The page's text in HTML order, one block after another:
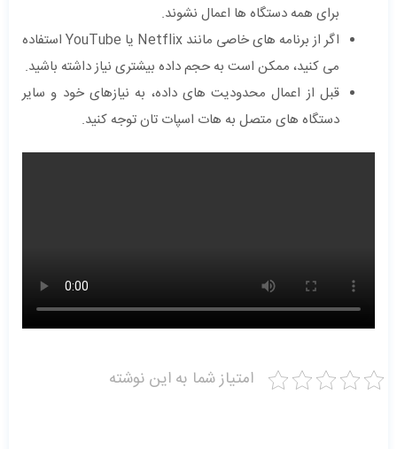
برای همه دستگاه ها اعمال نشوند.
اگر از برنامه های خاصی مانند Netflix یا YouTube استفاده
می کنید، ممکن است به حجم داده بیشتری نیاز داشته باشید.
قبل از اعمال محدودیت های داده، به نیازهای خود و سایر
دستگاه های متصل به هات اسپات تان توجه کنید.
امتیاز شما به این نوشته